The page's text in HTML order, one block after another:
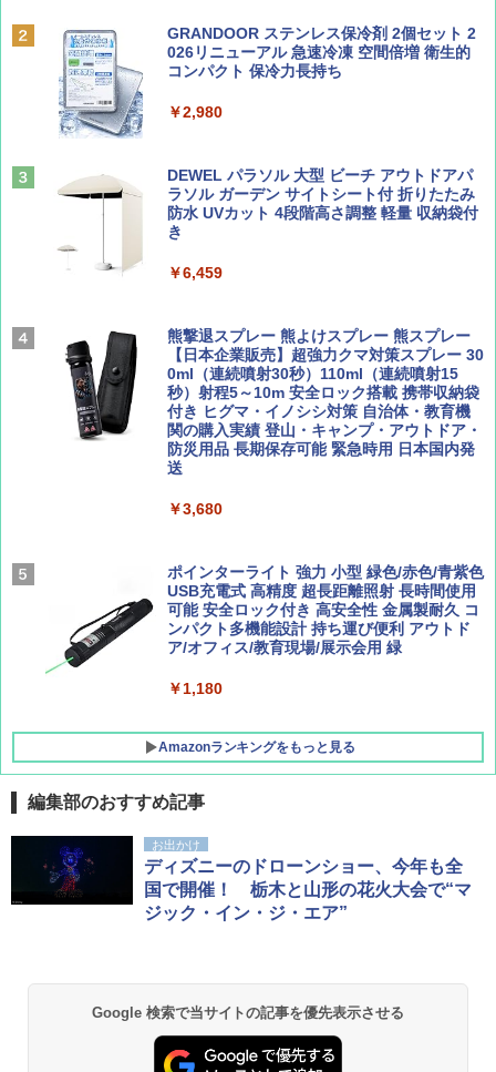
BE-PAL(ビ-パル) 2026年 9 月号【特別付録:
SOTO ミニマル"旅"財布 ランダム2種】
山と溪谷 2026年8月号「南アルプス大全」
￥1,540
￥1,540
AIRLINE（エアライン）2026年9月号【特
集】ボーイング110周年を祝して！
￥1,760
A09 地球の歩き方 イタリア 2026～2027 地
球の歩き方A ヨーロッパ
地球の歩き方 スター・ウォーズ
￥2,695
ァキア 2026～2027 地球の歩き方A ヨーロッ
パ
￥2,277
新しい日本地理 地図・統計・移動から読み
解く (講談社現代新書)
￥1,540
PYKES PEAK (パイクスピーク) 着替えテン
人用 折りたたみ 防災グッズ 災害用トイレ ビ
￥4,980
テント ワンタッチ RENEW 幅200 2-3人用 43
￥5,999
[キャンパーズコレクション 山善] 傘みたいに
広げるだけ パッとサッとテント ブラックコ
ーティング フルクローズ メッシュ 3-4人用
簡単設置 ポップアップテント エクルベージ
ュ(BC仕様) PATC-150B(EB)
￥9,990
[キャンパーズコレクション 山善] 傘みたいに
広げるだけ パッとサッとテント キューブ ブ
ラックコーティング フルクローズ メッシュ 3
人用 簡単設置 ポップアップテント PATC-15
0B エクルベージュ
￥10,990
GRANDOOR ステンレス保冷剤 2個セット 2
026リニューアル 急速冷凍 空間倍増 衛生的
コンパクト 保冷力長持ち
￥2,980
DEWEL パラソル 大型 ビーチ アウトドアパ
ラソル ガーデン サイトシート付 折りたたみ
防水 UVカット 4段階高さ調整 軽量 収納袋付
き
￥6,459
熊撃退スプレー 熊よけスプレー 熊スプレー
【日本企業販売】超強力クマ対策スプレー 30
0ml（連続噴射30秒）110ml（連続噴射15
秒）射程5～10m 安全ロック搭載 携帯収納袋
付き ヒグマ・イノシシ対策 自治体・教育機
関の購入実績 登山・キャンプ・アウトドア・
防災用品 長期保存可能 緊急時用 日本国内発
送
￥3,680
ポインターライト 強力 小型 緑色/赤色/青紫色
USB充電式 高精度 超長距離照射 長時間使用
可能 安全ロック付き 高安全性 金属製耐久 コ
ンパクト多機能設計 持ち運び便利 アウトド
ア/オフィス/教育現場/展示会用 緑
￥1,180
Amazonランキングをもっと見る
編集部のおすすめ記事
お出かけ
ディズニーのドローンショー、今年も全
国で開催！ 栃木と山形の花火大会で“マ
ジック・イン・ジ・エア”
Google 検索で当サイトの記事を優先表示させる